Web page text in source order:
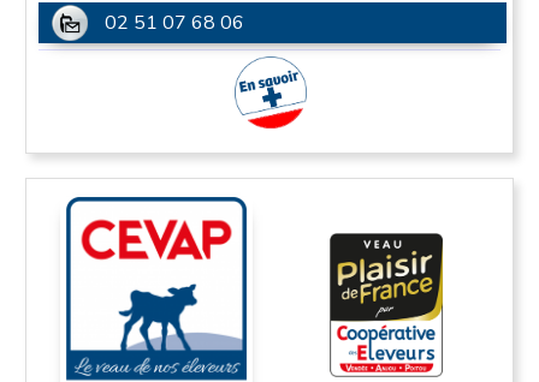
02 51 07 68 06